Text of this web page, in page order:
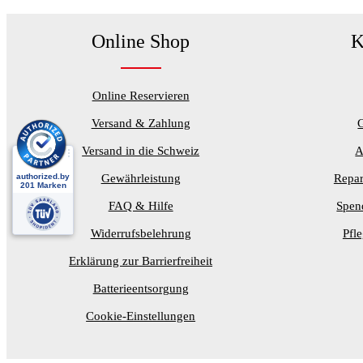
Online Shop
Online Reservieren
Versand & Zahlung
Versand in die Schweiz
Gewährleistung
FAQ & Hilfe
Widerrufsbelehrung
Erklärung zur Barrierfreiheit
Batterieentsorgung
Cookie-Einstellungen